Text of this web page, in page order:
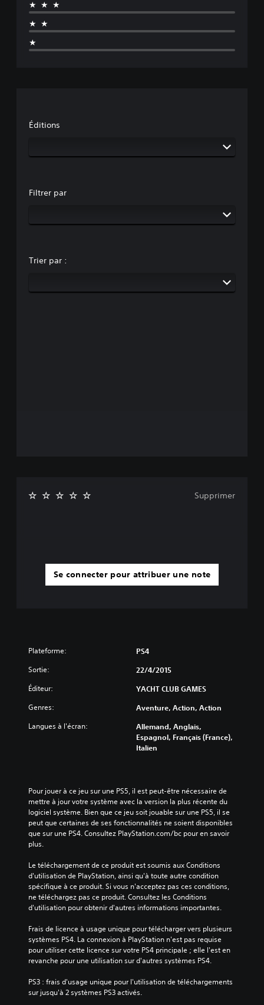
★★★
★★
★
Éditions
Filtrer par
Trier par :
Se connecter pour attribuer une note
Supprimer
Plateforme: PS4
Sortie: 22/4/2015
Éditeur: YACHT CLUB GAMES
Genres: Aventure, Action, Action
Langues à l'écran:
Allemand, Anglais,
Espagnol, Français (France),
Italien
Pour jouer à ce jeu sur une PS5, il est peut-être nécessaire de
mettre à jour votre système avec la version la plus récente du
logiciel système. Bien que ce jeu soit jouable sur une PS5, il se
peut que certaines de ses fonctionnalités ne soient disponibles
que sur une PS4. Consultez PlayStation.com/bc pour en savoir
plus.
Le téléchargement de ce produit est soumis aux Conditions
d'utilisation de PlayStation, ainsi qu'à toute autre condition
spécifique à ce produit. Si vous n'acceptez pas ces conditions,
ne téléchargez pas ce produit. Consultez les Conditions
d'utilisation pour obtenir d'autres informations importantes.
Frais de licence à usage unique pour télécharger vers plusieurs
systèmes PS4. La connexion à PlayStation n'est pas requise
pour utiliser cette licence sur votre PS4 principale ; elle l'est en
revanche pour une utilisation sur d'autres systèmes PS4.
PS3 : frais d'usage unique pour l'utilisation de téléchargements
sur jusqu'à 2 systèmes PS3 activés.